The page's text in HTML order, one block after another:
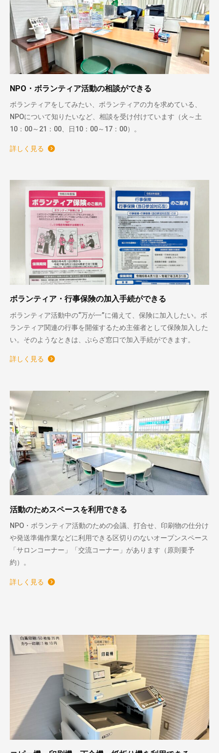
NPO・ボランティア活動の相談ができる
ボランティアをしてみたい、ボランティアの力を求めている、
NPOについて知りたいなど、相談を受け付けています（火～土
10：00～21：00、日10：00～17：00）。
詳しく見る
ボランティア・行事保険の加入手続ができる
ボランティア活動中の“万が一”に備えて、保険に加入したい。ボ
ランティア関連の行事を開催するため主催者として保険加入した
い。そのようなときは、ぷらざ窓口で加入手続ができます。
詳しく見る
活動のためスペースを利用できる
NPO・ボランティア活動のための会議、打合せ、印刷物の仕分け
や発送準備作業などに利用できる区切りのないオープンスペース
「サロンコーナー」「交流コーナー」があります（原則要予
約）。
詳しく見る